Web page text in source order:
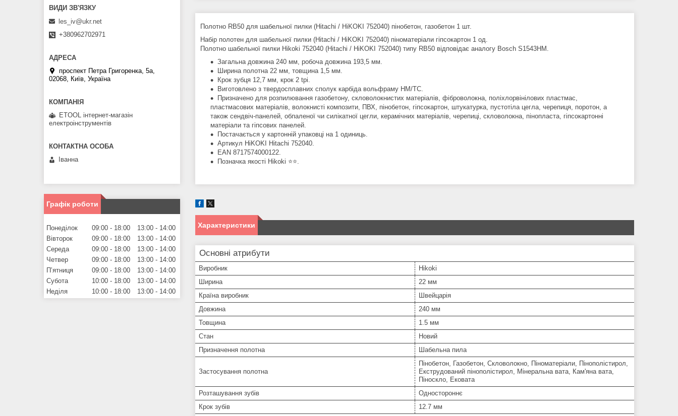
Полотно RB50 для шабельної пилки (Hitachi / HiKOKI 752040) пінобетон, газобетон 1 шт.
Набір полотен для шабельної пилки (Hitachi / HiKOKI 752040) піноматеріали гіпсокартон 1 од.
Полотно шабельної пилки Hikoki 752040 (Hitachi / HiKOKI 752040) типу RB50 відповідає аналогу Bosch S1543HM.
Загальна довжина 240 мм, робоча довжина 193,5 мм.
Ширина полотна 22 мм, товщина 1,5 мм.
Крок зубця 12,7 мм, крок 2 tpi.
Виготовлено з твердосплавних сполук карбіда вольфраму HM/TС.
Призначено для розпилювання газобетону, скловолокнистих матеріалів, фіброволокна, поліхлорвінілових пластмас,
пластмасових матеріалів, волокнисті композити, ПВХ, пінобетон, гіпсокартон, штукатурка, пустотіла цегла, черепиця, поротон, а
також сендвіч-панелей, обпаленої чи силікатної цегли, керамічних матеріалів, черепиці, скловолокна, пінопласта, гіпсокартонні
матеріали та гіпсових панелей.
Постачається у картонній упаковці на 1 одиниць.
Артикул HiKOKI Hitachi 752040.
EAN 8717574000122.
Позначка якості Hikoki ⭐️⭐️.
Характеристики
Основні атрибути
Виробник
Hikoki
Ширина
22 мм
Країна виробник
Швейцарія
Довжина
240 мм
Товщина
1.5 мм
Стан
Новий
Призначення полотна
Шабельна пила
Застосування полотна
Пінобетон, Газобетон, Скловолокно, Піноматеріали, Пінополістирол,
Екструдований пінополістирол, Мінеральна вата, Кам'яна вата,
Піноскло, Ековата
Розташування зубів
Одностороннє
Крок зубів
12.7 мм
les_iv@ukr.net
+380962702971
проспект Петра Григоренка, 5а,
02068, Київ, Україна
ETOOL інтернет-магазін
електроінструментів
Іванна
Графік роботи
Понеділок 09:00 18:00 13:00
14:00
Вівторок
09:00 18:00 13:00
14:00
Середа
09:00 18:00 13:00
14:00
Четвер
09:00 18:00 13:00
14:00
Пʼятниця
09:00 18:00 13:00
14:00
Субота
10:00 18:00 13:00
14:00
Неділя
10:00 18:00 13:00 14:00